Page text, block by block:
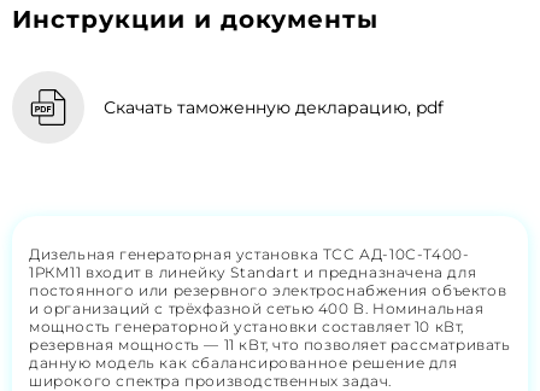
Инструкции и документы
Скачать таможенную декларацию, pdf
Дизельная генераторная установка ТСС АД-10С-Т400-
1РКМ11 входит в линейку Standart и предназначена для
постоянного или резервного электроснабжения объектов
и организаций с трёхфазной сетью 400 В. Номинальная
мощность генераторной установки составляет 10 кВт,
резервная мощность — 11 кВт, что позволяет рассматривать
данную модель как сбалансированное решение для
широкого спектра производственных задач.